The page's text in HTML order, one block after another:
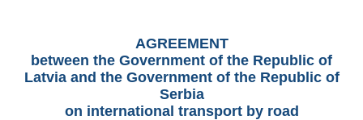
AGREEMENT
between the Government of the Republic of
Latvia and the Government of the Republic of
Serbia
on international transport by road